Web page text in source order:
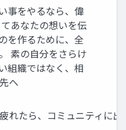
事をやるなら、偉
あなたの想いを伝
を作るために、全
素の自分をさらけ
組織ではなく、相
へ
れたら、コミュニティに